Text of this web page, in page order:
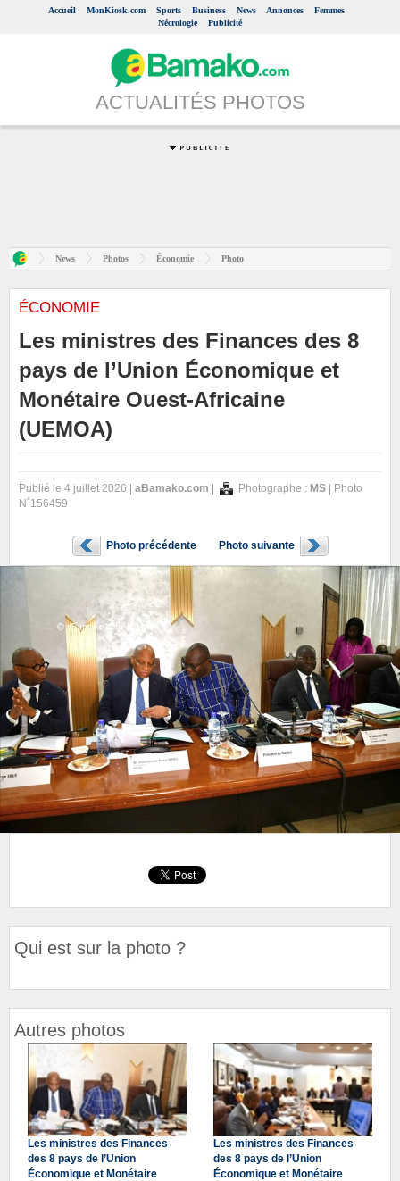
Accueil MonKiosk.com Sports Business News Annonces
Femmes
Nécrologie
Publicité
ACTUALITÉS PHOTOS
News Photos Économie Photo
ÉCONOMIE
Les ministres des Finances des 8
pays de l’Union Économique et
Monétaire Ouest-Africaine
(UEMOA)
Publié le 4 juillet 2026 | aBamako.com Photographe : MS | Photo
N˚156459
Photo précédente Photo suivante
Qui est sur la photo ?
Autres photos
Les ministres des Finances
des 8 pays de l’Union
Économique et Monétaire
Les ministres des Finances
des 8 pays de l’Union
Économique et Monétaire